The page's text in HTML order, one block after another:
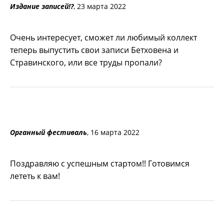
Издание записей!?, 23 марта 2022
Очень интересует, сможет ли любимый коллект
теперь выпустить свои записи Бетховена и
Стравинского, или все труды пропали?
Органный фестиваль, 16 марта 2022
Поздравляю с успешным стартом!! Готовимся
лететь к вам!